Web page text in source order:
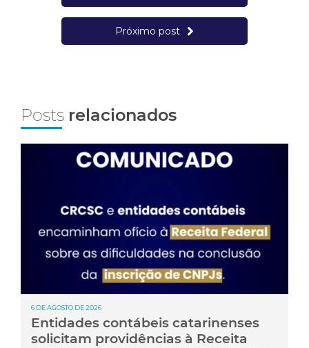
Próximo post
Posts relacionados
6 DE AGOSTO DE 2026
Entidades contábeis catarinenses
solicitam providências à Receita